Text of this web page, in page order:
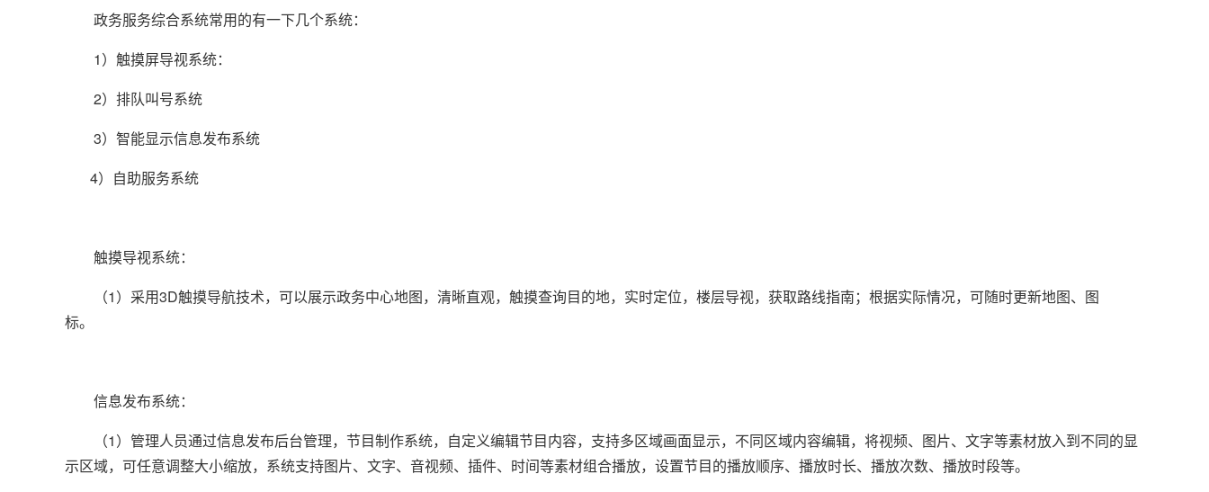
政务服务综合系统常用的有一下几个系统：
1）触摸屏导视系统：
2）排队叫号系统
3）智能显示信息发布系统
4）自助服务系统
触摸导视系统：
（1）采用3D触摸导航技术，可以展示政务中心地图，清晰直观，触摸查询目的地，实时定位，楼层导视，获取路线指南；根据实际情况，可随时更新地图、图
标。
信息发布系统：
（1）管理人员通过信息发布后台管理，节目制作系统，自定义编辑节目内容，支持多区域画面显示，不同区域内容编辑，将视频、图片、文字等素材放入到不同的显
示区域，可任意调整大小缩放，系统支持图片、文字、音视频、插件、时间等素材组合播放，设置节目的播放顺序、播放时长、播放次数、播放时段等。